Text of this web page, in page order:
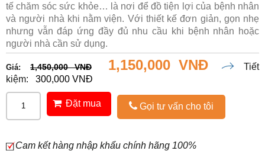
tế chăm sóc sức khỏe… là nơi để đồ tiện lợi của bệnh nhân
và người nhà khi nằm viện. Với thiết kế đơn giản, gọn nhẹ
nhưng vẫn đáp ứng đầy đủ nhu cầu khi bệnh nhân hoặc
người nhà cần sử dụng.
Giá: 1,450,000 VNĐ 1,150,000 VNĐ
Tiết
kiệm:
300,000 VNĐ
Đặt mua Gọi tư vấn cho tôi
Cam kết hàng nhập khẩu chính hãng 100%